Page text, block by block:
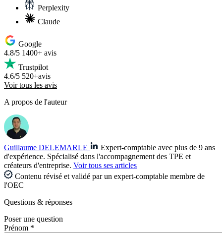
Perplexity
Claude
Google
4.8/5 1400+ avis
Trustpilot
4.6/5 520+avis
Voir tous les avis
A propos de l'auteur
Guillaume DELEMARLE
Expert-comptable avec plus de 9 ans
d'expérience. Spécialisé dans l'accompagnement des TPE et
créateurs d'entreprise. Voir tous ses articles
Contenu révisé et validé par un expert-comptable membre de
l'OEC
Questions & réponses
Poser une question
Prénom *